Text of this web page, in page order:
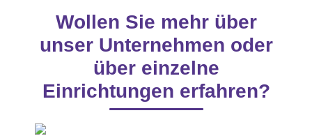
Wollen Sie mehr über
unser Unternehmen oder
über einzelne
Einrichtungen erfahren?